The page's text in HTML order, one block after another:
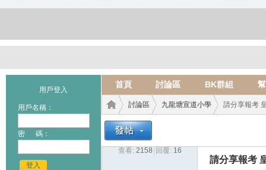
用戶登入
用戶名稱：
密 碼：
登入
首頁 討論區 BK群組
›
討論區
›
九龍塘宣道小學
›
請分享報考
查看: 2158 回覆: 16
請分享報考